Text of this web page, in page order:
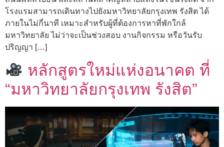
โรงแรมสามารถเดินทางไปยังมหาวิทยาลัยกรุงเทพ รังสิต ได้
ภายในไม่กี่นาที เหมาะสำหรับผู้ที่ต้องการหาที่พักใกล้
มหาวิทยาลัย ไม่ว่าจะเป็นช่วงสอบ งานกิจกรรม หรือวันรับ
ปริญญา […]
หลักสูตรใหม่แห่งอนาคต ที่
“มหาวิทยาลัยกรุงเทพ รังสิต”